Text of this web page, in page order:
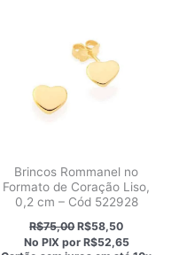
Brincos Rommanel no
Formato de Coração Liso,
0,2 cm – Cód 522928
R$75,00O
preço
original
R$58,50O
preço
atual
No PIX por R$52,65